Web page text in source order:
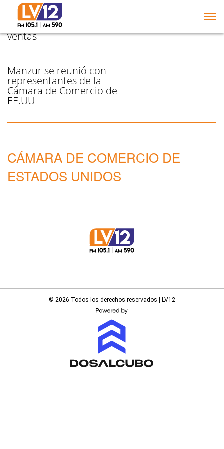
El 64% de los comercios
tucumanos reportó una
disminución en sus
ventas
Manzur se reunió con
representantes de la
Cámara de Comercio de
EE.UU
CÁMARA DE COMERCIO DE
ESTADOS UNIDOS
© 2026 Todos los derechos reservados | LV12